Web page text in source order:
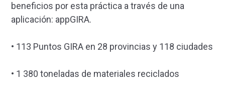
beneficios por esta práctica a través de una
aplicación: appGIRA.
• 113 Puntos GIRA en 28 provincias y 118 ciudades
• 1 380 toneladas de materiales reciclados